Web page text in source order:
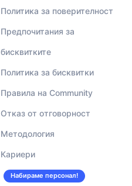
Политика за поверителност
Предпочитания за
бисквитките
Политика за бисквитки
Правила на Community
Отказ от отговорност
Методология
Кариери
Набираме персонал!